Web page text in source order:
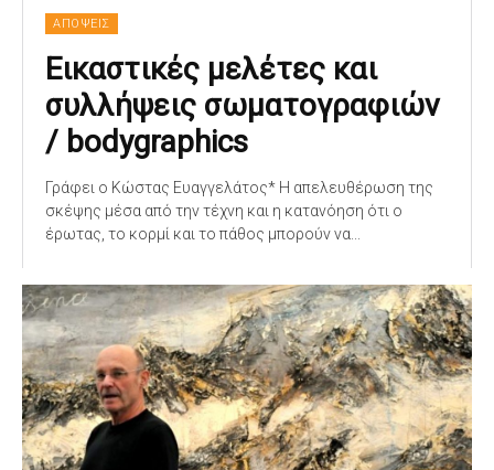
ΑΠΟΨΕΙΣ
Εικαστικές μελέτες και
συλλήψεις σωματογραφιών
/ bodygraphics
Γράφει ο Κώστας Ευαγγελάτος* Η απελευθέρωση της
σκέψης μέσα από την τέχνη και η κατανόηση ότι ο
έρωτας, το κορμί και το πάθος μπορούν να...